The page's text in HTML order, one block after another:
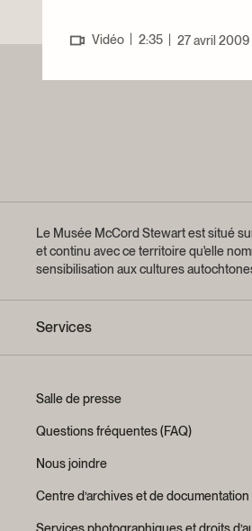
Vidéo 2:35 27 avril 2009
Le Musée McCord Stewart est situé
et continu avec ce territoire qu'elle
sensibilisation aux cultures
Services
Salle de presse
Questions fréquentes (FAQ)
Nous joindre
Centre d’archives et de documentation